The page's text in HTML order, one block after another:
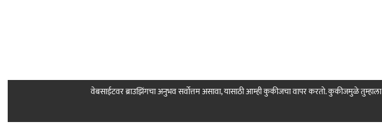
वेबसाईटवर ब्राउझिंगचा अनुभव सर्वोत्तम असावा, यासाठी आम्ही कुकीजचा वापर करतो. कुकीजमुळे